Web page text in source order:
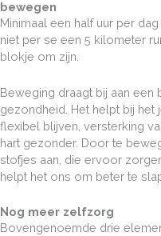
bewegen
Minimaal een half uur per
niet per se een 5 kilometer
blokje om zijn.
Beweging draagt bij aan een
gezondheid. Het helpt bij
flexibel blijven, versterking
hart gezonder. Door te
stofjes aan, die ervoor
helpt het ons om beter te
Nog meer zelfzorg
Bovengenoemde drie